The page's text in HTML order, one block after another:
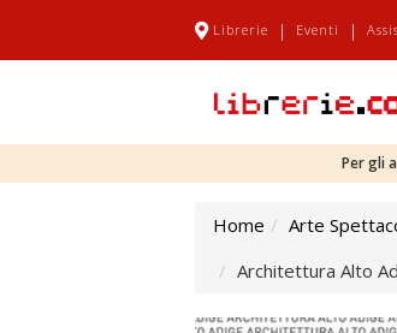
Librerie | Eventi |
Per gli
Home Arte
Architettura Alto